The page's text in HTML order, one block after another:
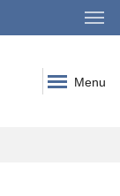
Menu